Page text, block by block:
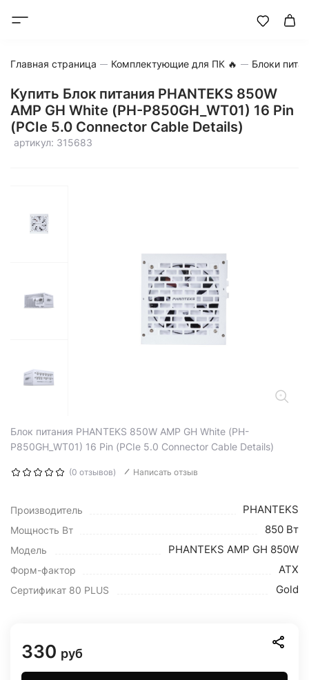
Главная страница Комплектующие для ПК 🔥 Блоки
Купить Блок питания PHANTEKS 850W
AMP GH White (PH-P850GH_WT01) 16 Pin
(PCIe 5.0 Connector Cable Details)
артикул: 315683
Блок питания PHANTEKS 850W AMP GH White (PH-
P850GH_WT01) 16 Pin (PCIe 5.0 Connector Cable Details)
(0 отзывов) Написать отзыв
Производитель PHANTEKS
Мощность Вт 850 Вт
Модель PHANTEKS AMP GH 850W
Форм-фактор ATX
Сертификат 80 PLUS Gold
330 руб